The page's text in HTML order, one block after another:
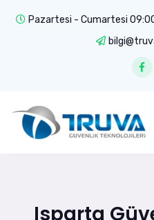
Pazartesi - Cumartesi
Isparta